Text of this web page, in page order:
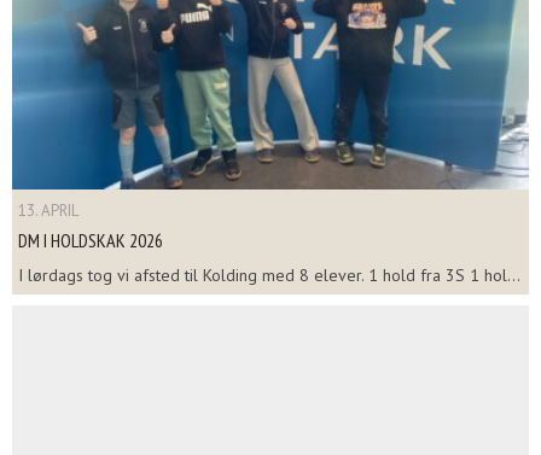
13. APRIL
DM I HOLDSKAK 2026
I lørdags tog vi afsted til Kolding med 8 elever. 1 hold fra 3S 1 hol...